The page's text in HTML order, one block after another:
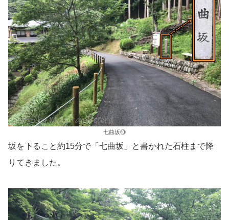
七曲坂⑩
坂を下ること約15分で「七曲坂」と書かれた石柱まで降
りてきました。